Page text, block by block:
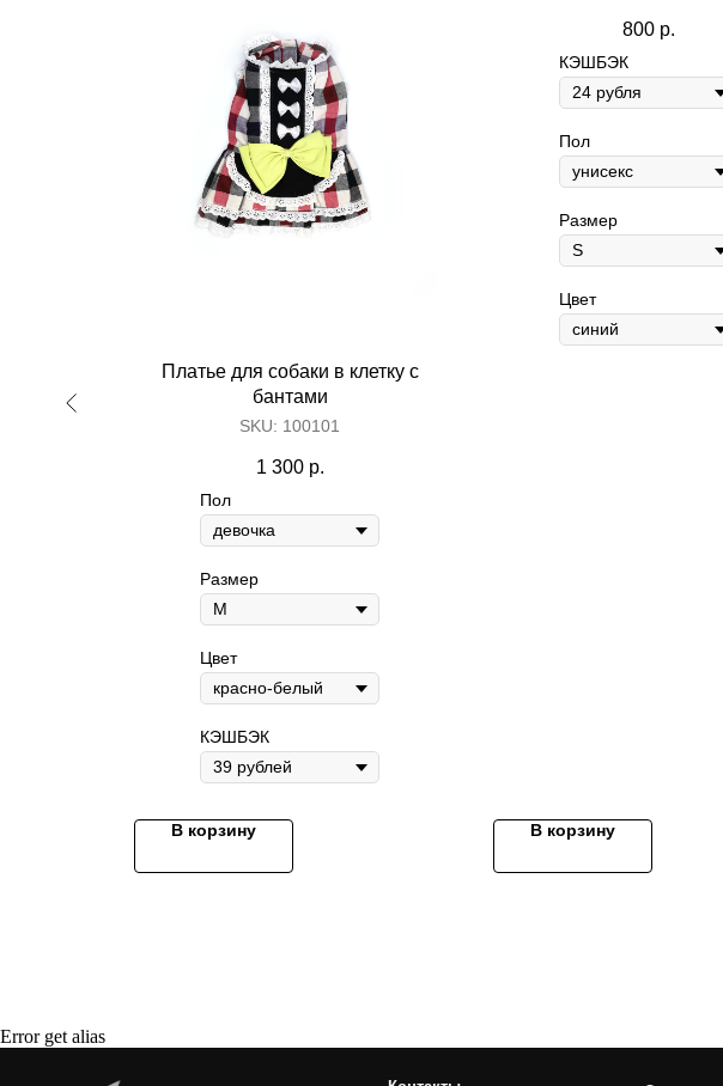
Платье для собаки в клетку с
бантами
SKU: 100101
1 300 р.
Пол
Размер
Цвет
КЭШБЭК
В корзину
800 р.
КЭШБЭК
Пол
Размер
Цвет
В корзину
Error get alias
Дождевики
Аксессуары
+7 495 410-02-24
мастеров. Все права защищены.